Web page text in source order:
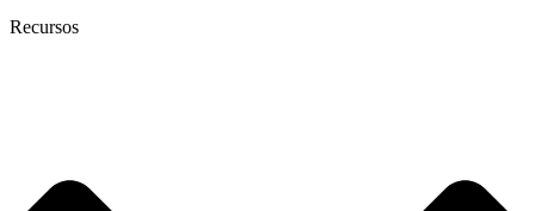
Recursos